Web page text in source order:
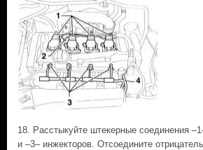
18. Расстыкуйте штекерные соединения
и –3– инжекторов. Отсоедините